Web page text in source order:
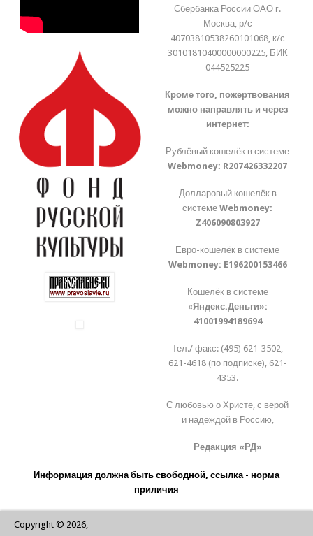
Сбербанка России ОАО г.
Москва, р/с
40703810538260101068, к/с
30101810400000000225, БИК
044525225
Кроме того, пожертвования
можно направлять и через
интернет:
Рублёвый кошелёк в системе
Webmoney: R207426332207
Долларовый кошелёк в
системеWebmoney:
Z406090803927
Евро-кошелёк в системе
Webmoney: E196200153466
Кошелёк в системе
«Яндекс.Деньги»:
41001994189694
Тел./ факс: (495) 621-3502,
621-4618 (по подписке), 621-
4353.
С любовью о Христе, с верой
и надеждой в Россию,
Редакция «РД»
Информация должна быть свободной, ссылка - норма
приличия
Copyright © 2026,